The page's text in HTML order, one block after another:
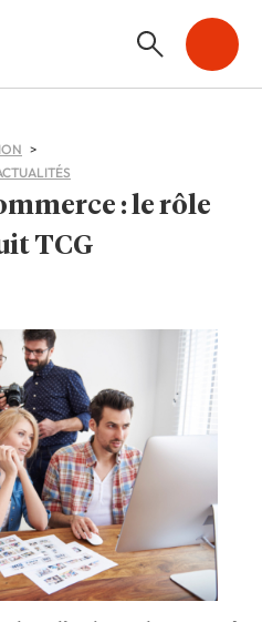
: le rôle
TCG